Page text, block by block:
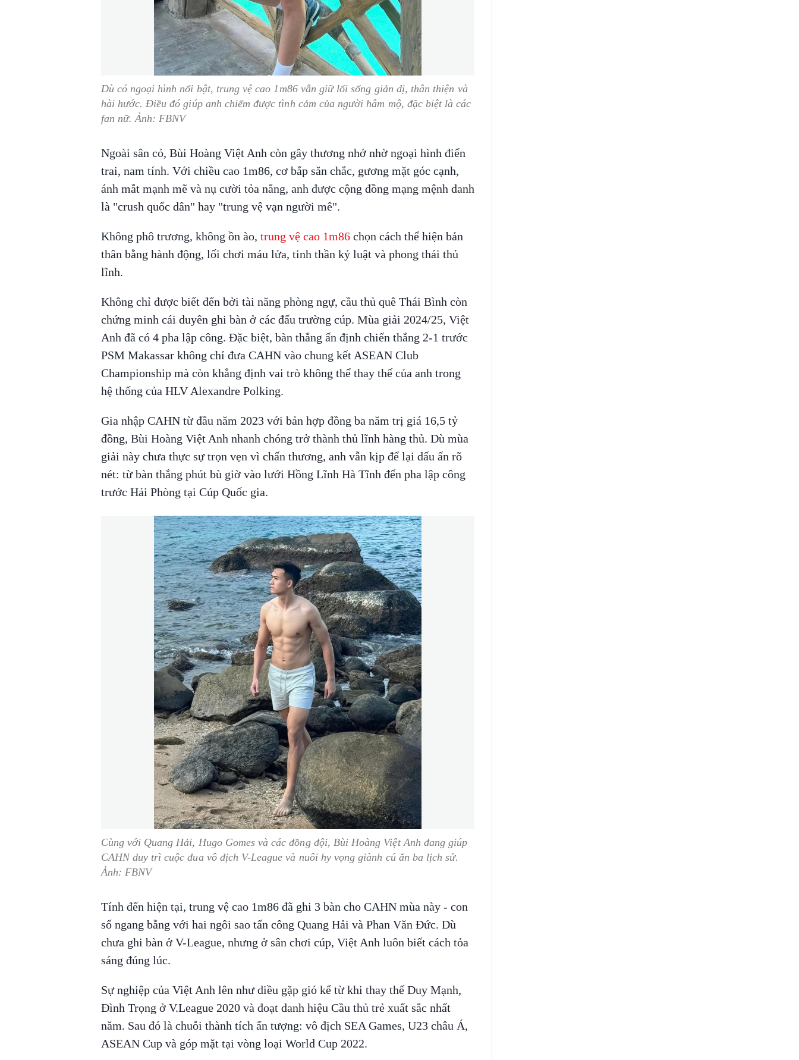
Dù có ngoại hình nổi bật, trung vệ cao 1m86 vẫn giữ lối sống giản dị, thân thiện và
hài hước. Điều đó giúp anh chiếm được tình cảm của người hâm mộ, đặc biệt là các
fan nữ. Ảnh: FBNV
Ngoài sân cỏ, Bùi Hoàng Việt Anh còn gây thương nhớ nhờ ngoại hình điển
trai, nam tính. Với chiều cao 1m86, cơ bắp săn chắc, gương mặt góc cạnh,
ánh mắt mạnh mẽ và nụ cười tỏa nắng, anh được cộng đồng mạng mệnh danh
là "crush quốc dân" hay "trung vệ vạn người mê".
Không phô trương, không ồn ào, trung vệ cao 1m86chọn cách thể hiện bản
thân bằng hành động, lối chơi máu lửa, tinh thần kỷ luật và phong thái thủ
lĩnh.
Không chỉ được biết đến bởi tài năng phòng ngự, cầu thủ quê Thái Bình còn
chứng minh cái duyên ghi bàn ở các đấu trường cúp. Mùa giải 2024/25, Việt
Anh đã có 4 pha lập công. Đặc biệt, bàn thắng ấn định chiến thắng 2-1 trước
PSM Makassar không chỉ đưa CAHN vào chung kết ASEAN Club
Championship mà còn khẳng định vai trò không thể thay thế của anh trong
hệ thống của HLV Alexandre Polking.
Gia nhập CAHN từ đầu năm 2023 với bản hợp đồng ba năm trị giá 16,5 tỷ
đồng, Bùi Hoàng Việt Anh nhanh chóng trở thành thủ lĩnh hàng thủ. Dù mùa
giải này chưa thực sự trọn vẹn vì chấn thương, anh vẫn kịp để lại dấu ấn rõ
nét: từ bàn thắng phút bù giờ vào lưới Hồng Lĩnh Hà Tĩnh đến pha lập công
trước Hải Phòng tại Cúp Quốc gia.
Cùng với Quang Hải, Hugo Gomes và các đồng đội, Bùi Hoàng Việt Anh đang giúp
CAHN duy trì cuộc đua vô địch V-League và nuôi hy vọng giành cú ăn ba lịch sử.
Ảnh: FBNV
Tính đến hiện tại, trung vệ cao 1m86 đã ghi 3 bàn cho CAHN mùa này - con
số ngang bằng với hai ngôi sao tấn công Quang Hải và Phan Văn Đức. Dù
chưa ghi bàn ở V-League, nhưng ở sân chơi cúp, Việt Anh luôn biết cách tỏa
sáng đúng lúc.
Sự nghiệp của Việt Anh lên như diều gặp gió kể từ khi thay thế Duy Mạnh,
Đình Trọng ở V.League 2020 và đoạt danh hiệu Cầu thủ trẻ xuất sắc nhất
năm. Sau đó là chuỗi thành tích ấn tượng: vô địch SEA Games, U23 châu Á,
ASEAN Cup và góp mặt tại vòng loại World Cup 2022.